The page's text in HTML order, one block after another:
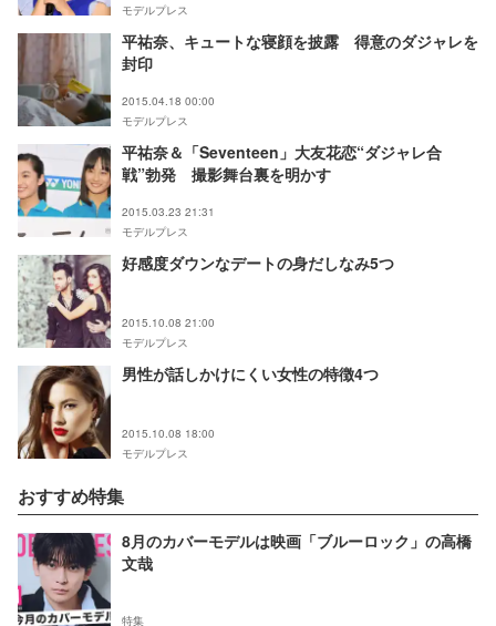
モデルプレス
平祐奈、キュートな寝顔を披露 得意のダジャレを
封印
2015.04.18 00:00
モデルプレス
平祐奈＆「Seventeen」大友花恋“ダジャレ合
戦”勃発 撮影舞台裏を明かす
2015.03.23 21:31
モデルプレス
好感度ダウンなデートの身だしなみ5つ
2015.10.08 21:00
モデルプレス
男性が話しかけにくい女性の特徴4つ
2015.10.08 18:00
モデルプレス
おすすめ特集
8月のカバーモデルは映画「ブルーロック」の高橋
文哉
特集